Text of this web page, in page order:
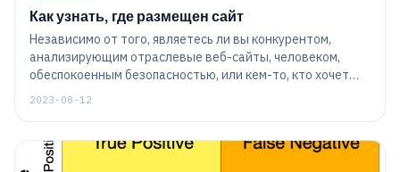
Как узнать, где размещен сайт
Независимо от того, являетесь ли вы конкурентом,
анализирующим отраслевые веб-сайты, человеком,
обеспокоенным безопасностью, или кем-то, кто хочет
сменить хостинг-провайдера, статья «Как найти, где
2023-08-12